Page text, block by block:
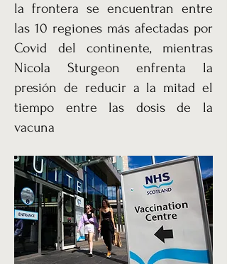
la frontera se encuentran entre
las 10 regiones más afectadas por
Covid del continente, mientras
Nicola Sturgeon enfrenta la
presión de reducir a la mitad el
tiempo entre las dosis de la
vacuna